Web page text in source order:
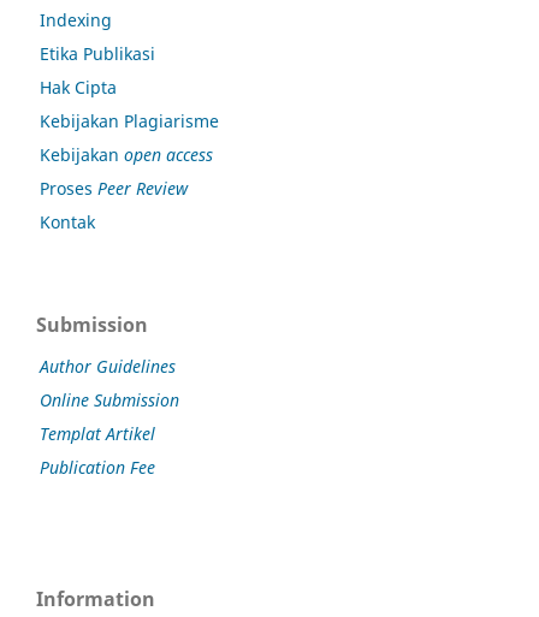
Indexing
Etika Publikasi
Hak Cipta
Kebijakan Plagiarisme
Kebijakan open access
Proses Peer Review
Kontak
Submission
Author Guidelines
Online Submission
Templat Artikel
Publication Fee
Information